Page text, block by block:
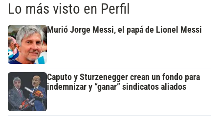
Lo más visto en Perfil
Murió Jorge Messi, el papá de Lionel Messi
Caputo y Sturzenegger crean un fondo para
indemnizar y “ganar” sindicatos aliados